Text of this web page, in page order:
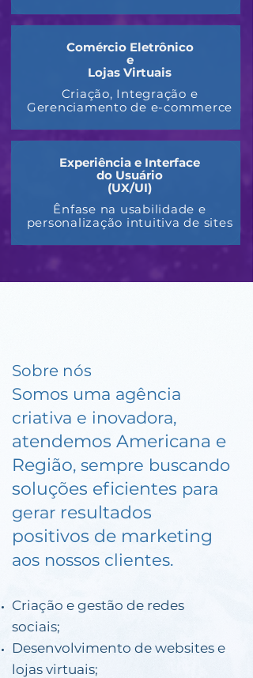
Comércio Eletrônico
e
Lojas Virtuais
Criação, Integração e
Gerenciamento de e-commerce
Experiência e Interface
do Usuário
(UX/UI)
Ênfase na usabilidade e
personalização intuitiva de sites
Sobre nós
Somos uma agência
criativa e inovadora,
atendemos Americana e
Região, sempre buscando
soluções eficientes para
gerar resultados
positivos de marketing
aos nossos clientes.
Criação e gestão de redes
sociais;
Desenvolvimento de websites e
lojas virtuais;